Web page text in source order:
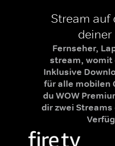
Stream auf
deiner
Fernseher,
stream,
Inklusive
für alle mobilen
du WOW
dir zwei